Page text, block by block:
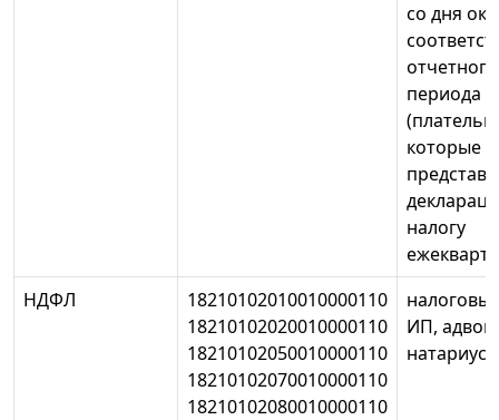
со дня
отчетного
периода
которые
налогу
НДФЛ
18210102010010000110
18210102020010000110
18210102050010000110
18210102070010000110
18210102080010000110
ИП,
натариусы